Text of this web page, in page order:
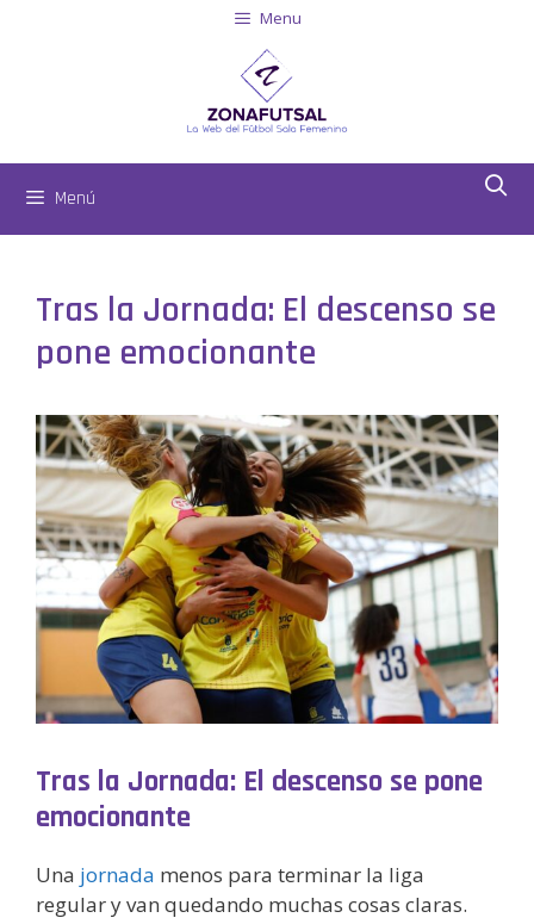
Menu
Menú
Tras la Jornada: El descenso se
pone emocionante
Tras la Jornada: El descenso se pone
emocionante
Una jornada menos para terminar la liga
regular y van quedando muchas cosas claras.